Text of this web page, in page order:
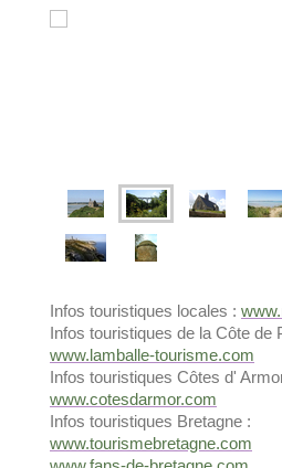
Infos touristiques locales :
Infos touristiques de la Côte de
www.lamballe-tourisme.com
Infos touristiques Côtes d'
www.cotesdarmor.com
Infos touristiques Bretagne :
www.tourismebretagne.com